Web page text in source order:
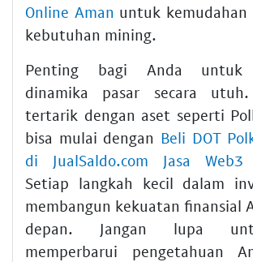
Online Aman untuk kemudahan
kebutuhan mining.
Penting bagi Anda untuk
dinamika pasar secara
tertarik dengan aset seperti
bisa mulai dengan Beli DOT
di JualSaldo.com Jasa Web3
Setiap langkah kecil dalam
membangun kekuatan finansial
depan. Jangan lupa
memperbarui pengetahuan